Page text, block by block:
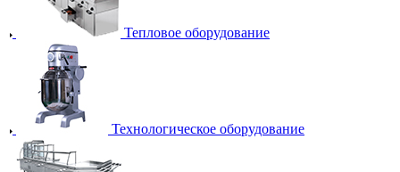
Тепловое оборудование
Технологическое оборудование